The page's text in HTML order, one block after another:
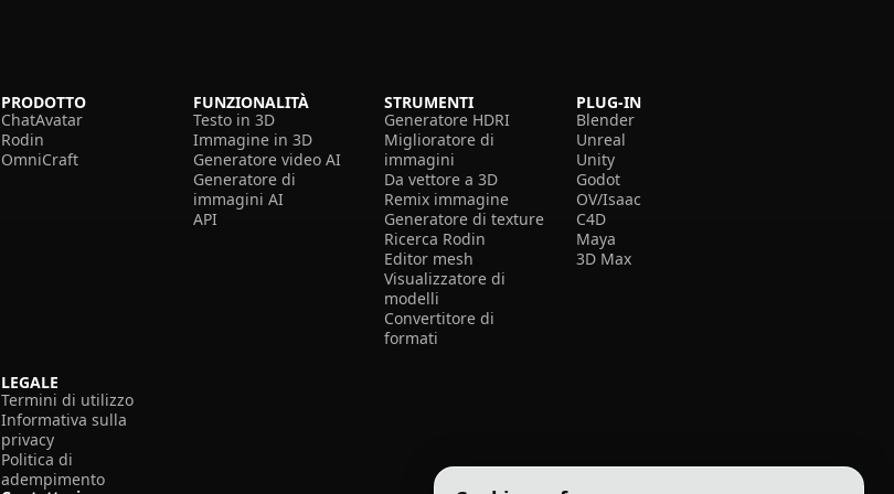
PRODOTTO
ChatAvatar
Rodin
OmniCraft
FUNZIONALITÀ
Testo in 3D
Immagine in 3D
Generatore video AI
Generatore di
immagini AI
API
STRUMENTI
Generatore HDRI
Miglioratore di
immagini
Da vettore a 3D
Remix immagine
Generatore di texture
Ricerca Rodin
Editor mesh
Visualizzatore di
modelli
Convertitore di
formati
PLUG-IN
Blender
Unreal
Unity
Godot
OV/Isaac
C4D
Maya
3D Max
LEGALE
Termini di utilizzo
Informativa sulla
privacy
Politica di
adempimento